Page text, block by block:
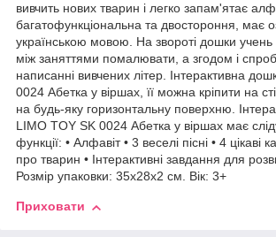
вивчить нових тварин і легко запам'ятає
багатофункціональна та двостороння, має
українською мовою. На звороті дошки
між заняттями помалювати, а згодом і
написанні вивчених літер. Інтерактивна
0024 Абетка у віршах, її можна кріпити на
на будь-яку горизонтальну поверхню.
LIMO TOY SK 0024 Абетка у віршах має
функції: • Алфавіт • 3 веселі пісні • 4 цікаві
про тварин • Інтерактивні завдання для
Розмір упаковки: 35х28х2 см. Вік: 3+
Приховати